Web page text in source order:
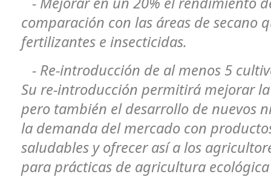
comparación con las áreas de secano
fertilizantes e insecticidas.
- Re-introducción de al menos 5
Su re-introducción permitirá mejorar
pero también el desarrollo de nuevos
la demanda del mercado con
saludables y ofrecer así a los
para prácticas de agricultura